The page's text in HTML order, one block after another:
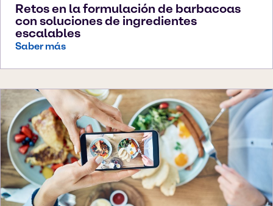
Retos en la formulación de barbacoas
con soluciones de ingredientes
escalables
Saber más